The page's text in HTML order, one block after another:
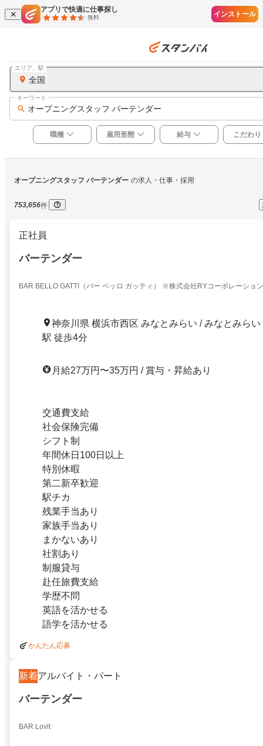
アプリで快適に仕事探し
無料 インストール
全国
エリア、駅
オープニングスタッフ バーテンダー
キーワード
職種 雇用形態 給与 こだわり
オープニングスタッフ バーテンダー の求人・仕事・採用
753,656件
正社員
バーテンダー
BAR BELLO GATTI（バー ベッロ ガッティ） ※株式会社RYコーポレーション
神奈川県 横浜市西区 みなとみらい / みなとみらい
駅 徒歩4分
月給27万円〜35万円 / 賞与・昇給あり
交通費支給
社会保険完備
シフト制
年間休日100日以上
特別休暇
第二新卒歓迎
駅チカ
残業手当あり
家族手当あり
まかないあり
社割あり
制服貸与
赴任旅費支給
学歴不問
英語を活かせる
語学を活かせる
かんたん応募
新着アルバイト・パート
バーテンダー
BAR Lovit